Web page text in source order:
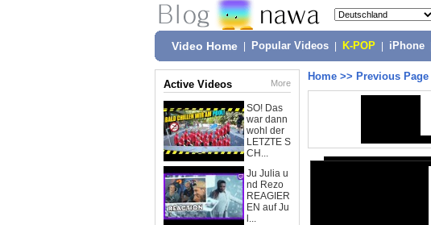
Video Home Popular Videos K-POP iPhone
Active Videos More
SO! Das
war dann
wohl der
LETZTE S
CH...
Ju Julia u
nd Rezo
REAGIER
EN auf Ju
l...
Home >> Previous Page